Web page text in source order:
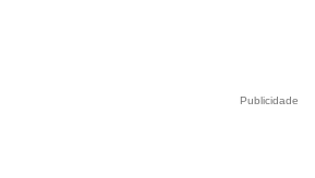
Publicidade